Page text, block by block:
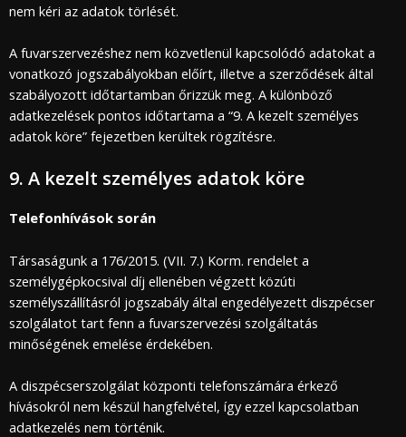
nem kéri az adatok törlését.
A fuvarszervezéshez nem közvetlenül kapcsolódó adatokat a
vonatkozó jogszabályokban előírt, illetve a szerződések által
szabályozott időtartamban őrizzük meg. A különböző
adatkezelések pontos időtartama a “9. A kezelt személyes
adatok köre” fejezetben kerültek rögzítésre.
9. A kezelt személyes adatok köre
Telefonhívások során
Társaságunk a 176/2015. (VII. 7.) Korm. rendelet a
személygépkocsival díj ellenében végzett közúti
személyszállításról jogszabály által engedélyezett diszpécser
szolgálatot tart fenn a fuvarszervezési szolgáltatás
minőségének emelése érdekében.
A diszpécserszolgálat központi telefonszámára érkező
hívásokról nem készül hangfelvétel, így ezzel kapcsolatban
adatkezelés nem történik.